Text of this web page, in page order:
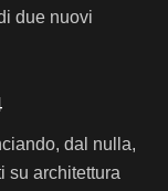
due nuovi
dal nulla,
su architettura